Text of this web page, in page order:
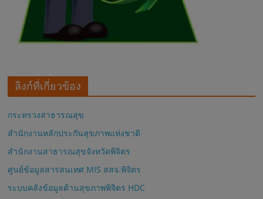
ลิงก์ที่เกี่ยวข้อง
กระทรวงสาธารณสุข
สำนักงานหลักประกันสุขภาพแห่งชาติ
สำนักงานสาธารณสุขจังหวัดพิจิตร
ศูนย์ข้อมูลสารสนเทศ MIS สสจ.พิจิตร
ระบบคลังข้อมูลด้านสุขภาพพิจิตร HDC